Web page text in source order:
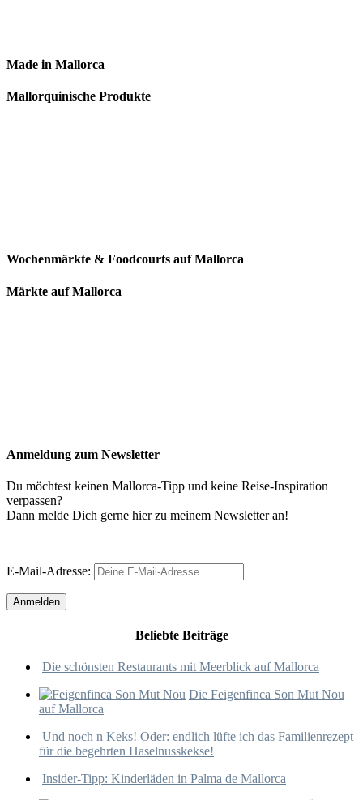
Made in Mallorca
Mallorquinische Produkte
Wochenmärkte & Foodcourts auf Mallorca
Märkte auf Mallorca
Anmeldung zum Newsletter
Du möchtest keinen Mallorca-Tipp und keine Reise-Inspiration
verpassen?
Dann melde Dich gerne hier zu meinem Newsletter an!
E-Mail-Adresse:
Beliebte Beiträge
Die schönsten Restaurants mit Meerblick auf Mallorca
Die Feigenfinca Son Mut Nou
auf Mallorca
Und noch n Keks! Oder: endlich lüfte ich das Familienrezept
für die begehrten Haselnusskekse!
Insider-Tipp: Kinderläden in Palma de Mallorca